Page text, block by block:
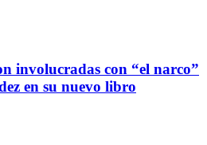
involucradas con “el narco”
en su nuevo libro